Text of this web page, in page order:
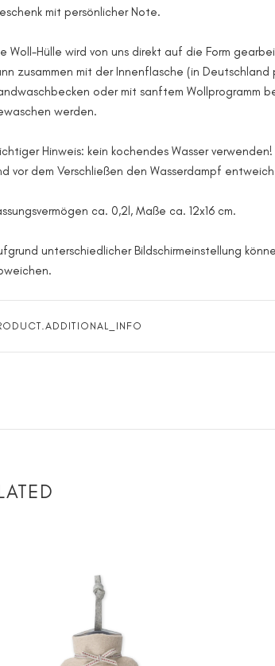
mit persönlicher Note.
Woll-Hülle wird von uns direkt auf die Form
zusammen mit der Innenflasche (in
oder mit sanftem Wollprogramm
werden.
Hinweis: kein kochendes Wasser
vor dem Verschließen den Wasserdampf
ca. 0,2l, Maße ca. 12x16 cm.
unterschiedlicher Bildschirmeinstellung